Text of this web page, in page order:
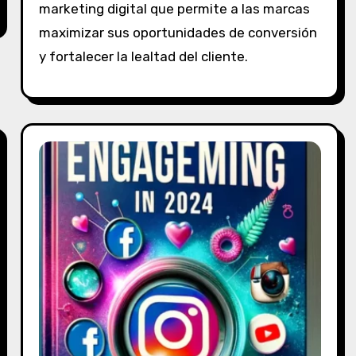
c
o
e
t
a
r
s
marketing digital que permite a las marcas
maximizar sus oportunidades de conversión
y fortalecer la lealtad del cliente.